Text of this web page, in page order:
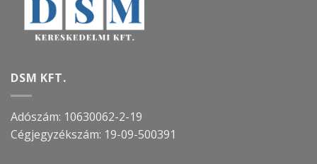
DSM KFT.
Adószám: 10630062-2-19
Cégjegyzékszám: 19-09-500391